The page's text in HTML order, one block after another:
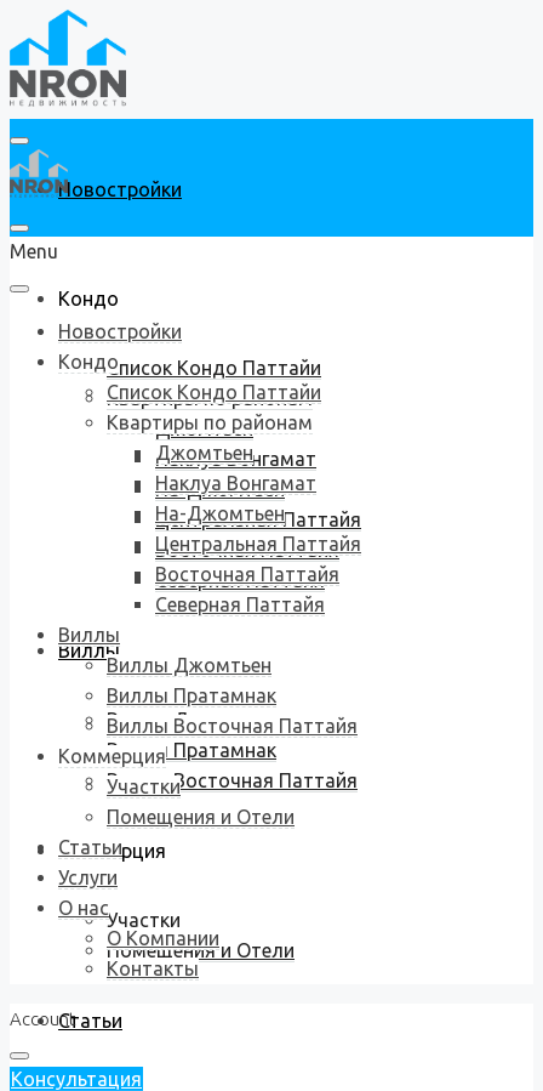
Новостройки
Кондо
Список Кондо Паттайи
Квартиры по районам
Джомтьен
Наклуа Вонгамат
На-Джомтьен
Центральная Паттайя
Восточная Паттайя
Северная Паттайя
Виллы
Виллы Джомтьен
Виллы Пратамнак
Виллы Восточная Паттайя
Коммерция
Участки
Помещения и Отели
Статьи
Menu
Новостройки
Кондо
Список Кондо Паттайи
Квартиры по районам
Джомтьен
Наклуа Вонгамат
На-Джомтьен
Центральная Паттайя
Восточная Паттайя
Северная Паттайя
Виллы
Виллы Джомтьен
Виллы Пратамнак
Виллы Восточная Паттайя
Коммерция
Участки
Помещения и Отели
Статьи
Услуги
О нас
О Компании
Контакты
Account
Консультация